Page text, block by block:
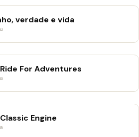
verdade e vida
For Adventures
Engine